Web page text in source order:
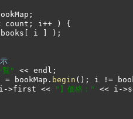
;
count ; i++ )
{
books i
);
覧" << endl ;
= bookMap . begin (); i !=
->first << "】価格：" << i ->